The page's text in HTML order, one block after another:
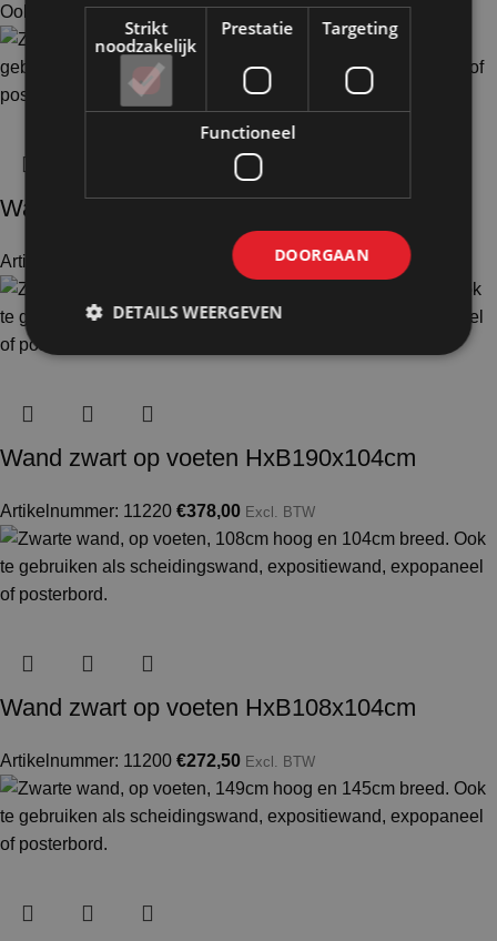
Ook te huur
Wand zwart op wielen HxB156x186cm
Artikelnummer: 11112 451,50 Excl. BTW
Wand zwart op voeten HxB190x104cm
Artikelnummer: 11220 €378,00 Excl. BTW
Wand zwart op voeten HxB108x104cm
Artikelnummer: 11200 €272,50 Excl. BTW
Strikt
noodzakelijk
Prestatie Targeting
Functioneel
DOORGAAN
DETAILS WEERGEVEN